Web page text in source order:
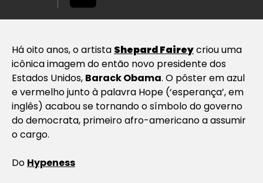
Há oito anos, o artista Shepard Faireycriou uma
icônica imagem do então novo presidente dos
Estados Unidos, Barack Obama. O pôster em azul
e vermelho junto à palavra Hope (‘esperança’, em
inglês) acabou se tornando o símbolo do governo
do democrata, primeiro afro-americano a assumir
o cargo.
Do Hypeness